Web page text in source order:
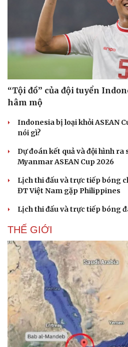
Du lịch
Săn Tour
check-in
“Tội đồ” của đội tuyển
hâm mộ
Indonesia bị loại khỏi ASEAN
nói gì?
Dự đoán kết quả và đội hình ra
Myanmar ASEAN Cup 2026
Lịch thi đấu và trực tiếp bóng
ĐT Việt Nam gặp Philippines
Lịch thi đấu và trực tiếp bóng
THẾ GIỚI